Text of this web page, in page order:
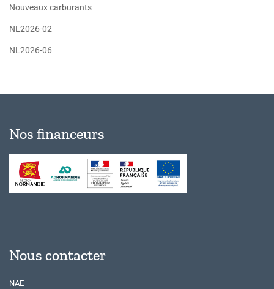
Nouveaux carburants
NL2026-02
NL2026-06
Nos financeurs
Nous contacter
NAE